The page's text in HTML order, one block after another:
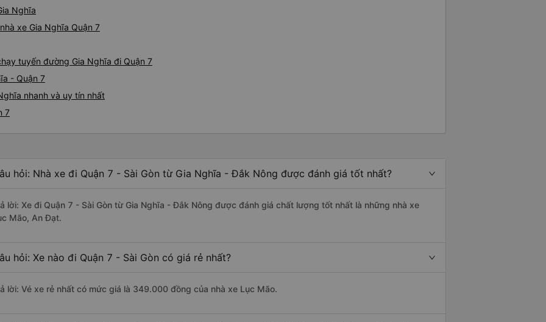
Nghĩa
xe Gia Nghĩa Quận 7
tuyến đường Gia Nghĩa đi Quận 7
- Quận 7
nhanh và uy tín nhất
7
hỏi: Nhà xe đi Quận 7 - Sài Gòn từ Gia Nghĩa - Đắk Nông được đánh giá tốt nhất?
lời: Xe đi Quận 7 - Sài Gòn từ Gia Nghĩa - Đắk Nông được đánh giá chất lượng tốt nhất là những nhà xe
Mão, An Đạt.
hỏi: Xe nào đi Quận 7 - Sài Gòn có giá rẻ nhất?
lời: Vé xe rẻ nhất có mức giá là 349.000 đồng của nhà xe Lục Mão.